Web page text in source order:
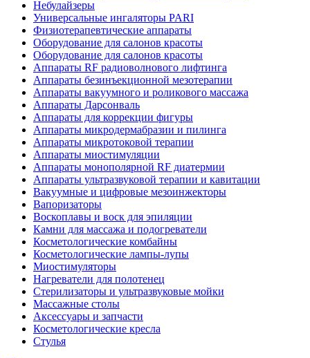
Небулайзеры
Универсальные ингаляторы PARI
Физиотерапевтические аппараты
Оборудование для салонов красоты
Оборудование для салонов красоты
Аппараты RF радиоволнового лифтинга
Аппараты безинъекционной мезотерапии
Аппараты вакуумного и роликового массажа
Аппараты Дарсонваль
Аппараты для коррекции фигуры
Аппараты микродермабразии и пилинга
Аппараты микротоковой терапии
Аппараты миостимуляции
Аппараты монополярной RF диатермии
Аппараты ультразвуковой терапии и кавитации
Вакуумные и цифровые мезоинжекторы
Вапоризаторы
Воскоплавы и воск для эпиляции
Камни для массажа и подогреватели
Косметологические комбайны
Косметологические лампы-лупы
Миостимуляторы
Нагреватели для полотенец
Стерилизаторы и ультразвуковые мойки
Массажные столы
Аксессуары и запчасти
Косметологические кресла
Стулья